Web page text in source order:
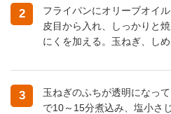
2
フライパンにオリーブオイ
皮目から入れ、しっかりと
にくを加える。玉ねぎ、しめ
3
玉ねぎのふちが透明になっ
で10～15分煮込み、塩小さ